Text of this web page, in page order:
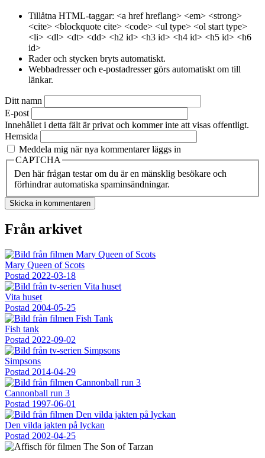
Tillåtna HTML-taggar: <a href hreflang> <em> <strong>
<cite> <blockquote cite> <code> <ul type> <ol start type>
<li> <dl> <dt> <dd> <h2 id> <h3 id> <h4 id> <h5 id> <h6
id>
Rader och stycken bryts automatiskt.
Webbadresser och e-postadresser görs automatiskt om till
länkar.
Ditt namn
E-post
Innehållet i detta fält är privat och kommer inte att visas offentligt.
Hemsida
Meddela mig när nya kommentarer läggs in
CAPTCHA
Den här frågan testar om du är en mänsklig besökare och
förhindrar automatiska spaminsändningar.
Från arkivet
Mary Queen of Scots
Postad 2022-03-18
Vita huset
Postad 2004-05-25
Fish tank
Postad 2022-09-02
Simpsons
Postad 2014-04-29
Cannonball run 3
Postad 1997-06-01
Den vilda jakten på lyckan
Postad 2002-04-25